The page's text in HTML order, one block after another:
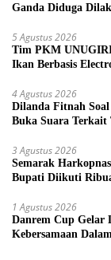
Ganda Diduga
5 Agustus 2026
Tim PKM
Ikan Berbasis
4 Agustus 2026
Dilanda Fitnah
Buka Suara Terkait
3 Agustus 2026
Semarak
Bupati Diikuti
1 Agustus 2026
Danrem Cup Gelar
Kebersamaan